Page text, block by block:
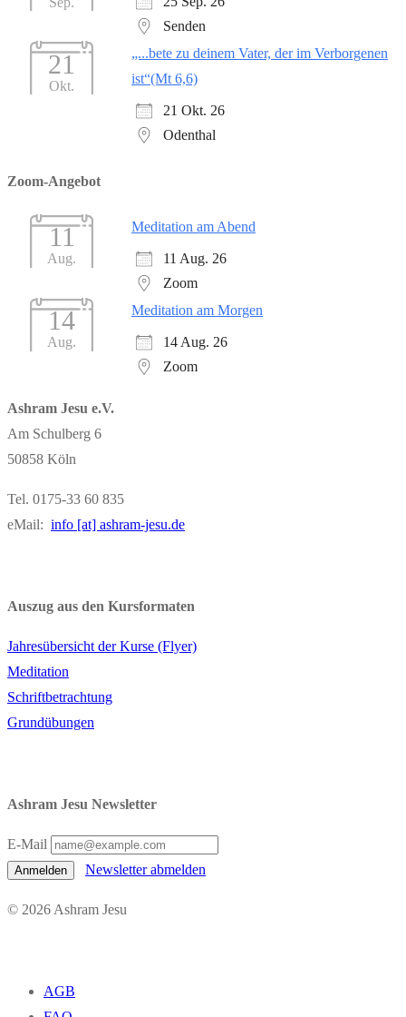
Senden
21
Okt.
„...bete zu deinem Vater, der im Verborgenen
ist“(Mt 6,6)
21 Okt. 26
Odenthal
Zoom-Angebot
11
Aug.
Meditation am Abend
11 Aug. 26
Zoom
14
Aug.
Meditation am Morgen
14 Aug. 26
Zoom
Ashram Jesu e.V.
Am Schulberg 6
50858 Köln
Tel. 0175-33 60 835
eMail: info [at] ashram-jesu.de
Auszug aus den Kursformaten
Jahresübersicht der Kurse (Flyer)
Meditation
Schriftbetrachtung
Grundübungen
Ashram Jesu Newsletter
E-Mail
Anmelden Newsletter abmelden
© 2026 Ashram Jesu
AGB